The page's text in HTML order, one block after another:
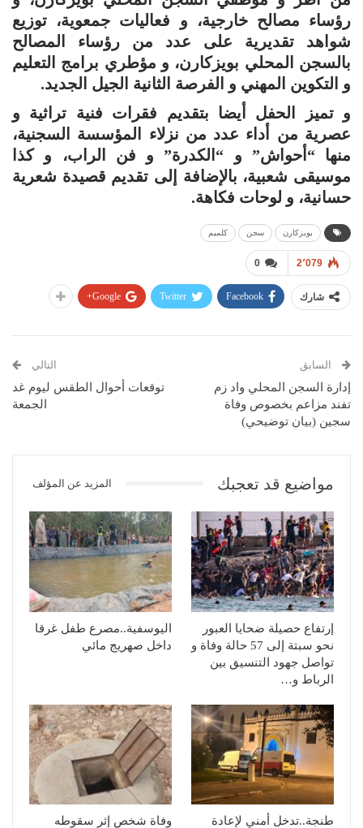
رؤساء مصالح خارجية، و فعاليات جمعوية، توزيع
شواهد تقديرية على عدد من رؤساء المصالح
بالسجن المحلي بويزكارن، و مؤطري برامج التعليم
و التكوين المهني و الفرصة الثانية الجيل الجديد.
و تميز الحفل أيضا بتقديم فقرات فنية تراثية و
عصرية من أداء عدد من نزلاء المؤسسة السجنية،
منها “أحواش” و “الكدرة” و فن الراب، و كذا
موسيقى شعبية، بالإضافة إلى تقديم قصيدة شعرية
حسانية، و لوحات فكاهة.
بويزكارن سجن كلميم
0 2٬079
شارك Facebook
Twitter
Google+
السابق
إدارة السجن المحلي واد زم
تفند مزاعم بخصوص وفاة
سجين (بيان توضيحي)
التالي
توقعات أحوال الطقس ليوم غد
الجمعة
مواضيع قد تعجبك المزيد عن المؤلف
إرتفاع حصيلة ضحايا العبور
نحو سبتة إلى 57 حالة وفاة و
تواصل جهود التنسيق بين
الرباط و…
اليوسفية..مصرع طفل غرقا
داخل صهريج مائي
طنجة..تدخل أمني لإعادة
وفاة شخص إثر سقوطه